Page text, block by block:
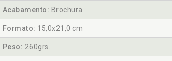
Acabamento: Brochura
Formato: 15,0x21,0 cm
Peso: 260grs.